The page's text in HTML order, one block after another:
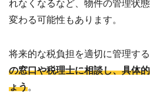
れなくなるなど、物件の管理状
変わる可能性もあります。
将来的な税負担を適切に管理する
の窓口や税理士に相談し、具体
ょう。